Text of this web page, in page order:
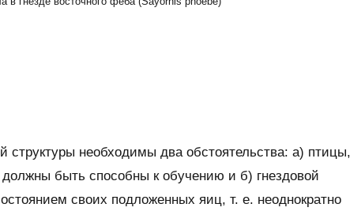
структуры необходимы два обстоятельства: а) птицы,
быть способны к обучению и б) гнездовой
своих подложенных яиц, т. е. неоднократно